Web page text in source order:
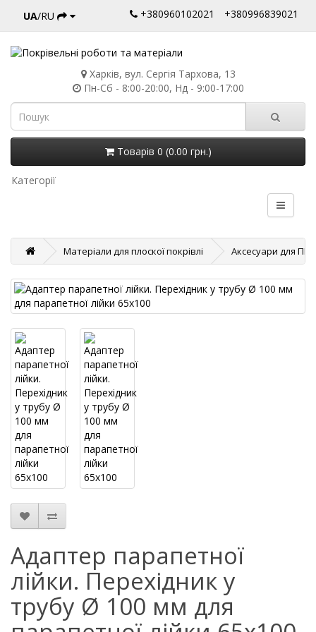
UA/RU +380960102021 +380996839021
Харків, вул. Сергія Тархова, 13
Пн-Сб - 8:00-20:00, Нд - 9:00-17:00
Товарів 0 (0.00 грн.)
Категорії
Матеріали для плоскої покрівлі Аксесуари для
Адаптер парапетної
лійки. Перехідник у
трубу Ø 100 мм для